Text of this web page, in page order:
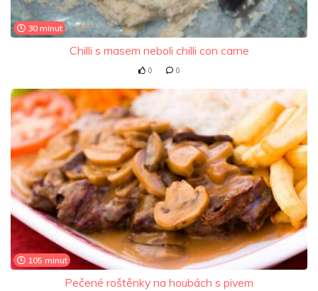
30 minut
Chilli s masem neboli chilli con carne
0 0
105 minut
Pečené roštěnky na houbách s pivem